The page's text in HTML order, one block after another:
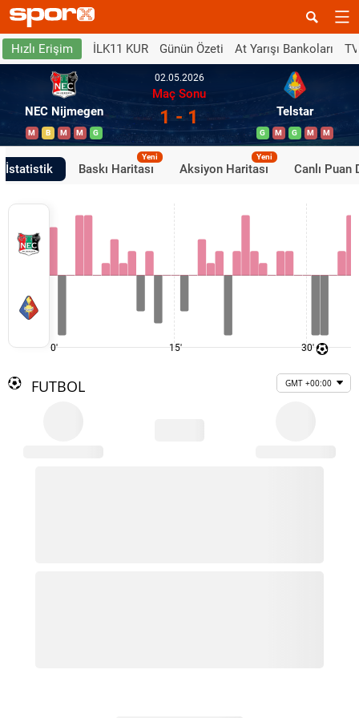
Hızlı Erişim İLK11 KUR Günün Özeti At Yarışı Bankoları
NEC Nijmegen
M B M M G
02.05.2026
Maç Sonu
1 - 1 Telstar
G M G M M
İstatistik Baskı Haritası
Yeni
Aksiyon Haritası
Yeni
Canlı Puan
0' 15' 30'
FUTBOL GMT +00:00